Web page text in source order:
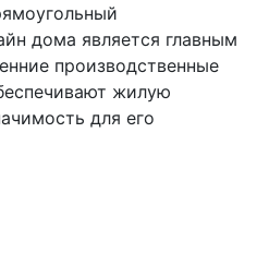
дома является главным
производственные
жилую
для его